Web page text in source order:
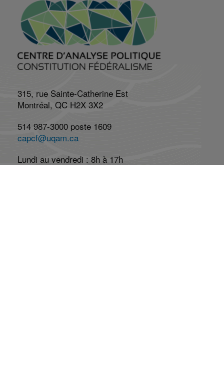
315, rue Sainte-Catherine Est
Montréal, QC H2X 3X2
514 987-3000 poste 1609
capcf@uqam.ca
Lundi au vendredi : 8h à 17h